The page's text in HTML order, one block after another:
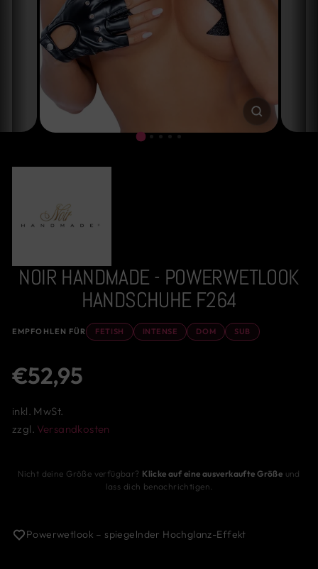
ESC)
NOIR HANDMADE - POWERWETLOOK
HANDSCHUHE F264
EMPFOHLEN FÜR FETISH INTENSE DOM SUB
€52,95
inkl. MwSt.
zzgl. Versandkosten
Nicht deine Größe verfügbar? Klicke auf eine ausverkaufte Größe und
lass dich benachrichtigen.
Powerwetlook – spiegelnder Hochglanz-Effekt